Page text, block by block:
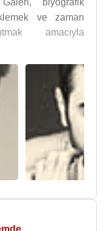
Galeri, biyografik
ve zaman
amacıyla